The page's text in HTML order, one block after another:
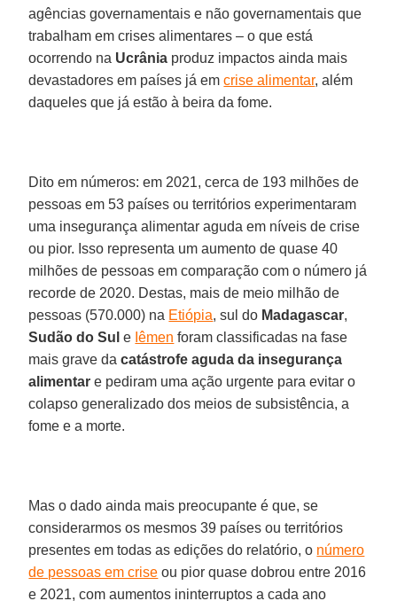
agências governamentais e não governamentais que
trabalham em crises alimentares – o que está
ocorrendo na Ucrânia produz impactos ainda mais
devastadores em países já emcrise alimentar, além
daqueles que já estão à beira da fome.
Dito em números: em 2021, cerca de 193 milhões de
pessoas em 53 países ou territórios experimentaram
uma insegurança alimentar aguda em níveis de crise
ou pior. Isso representa um aumento de quase 40
milhões de pessoas em comparação com o número já
recorde de 2020. Destas, mais de meio milhão de
pessoas (570.000) na Etiópia, sul do Madagascar,
Sudão do Sul e Iêmen foram classificadas na fase
mais grave dacatástrofe aguda da insegurança
alimentar e pediram uma ação urgente para evitar o
colapso generalizado dos meios de subsistência, a
fome e a morte.
Mas o dado ainda mais preocupante é que, se
considerarmos os mesmos 39 países ou territórios
presentes em todas as edições do relatório, o número
de pessoas em crise ou pior quase dobrou entre 2016
e 2021, com aumentos ininterruptos a cada ano